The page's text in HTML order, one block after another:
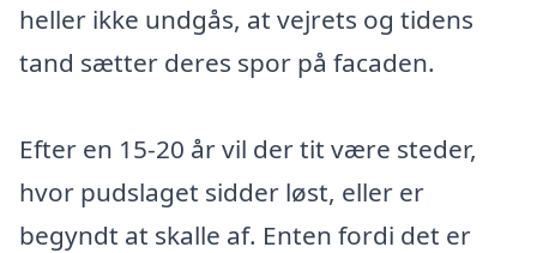
heller ikke undgås, at vejrets og tidens
tand sætter deres spor på facaden.
Efter en 15-20 år vil der tit være steder,
hvor pudslaget sidder løst, eller er
begyndt at skalle af. Enten fordi det er